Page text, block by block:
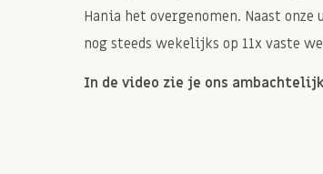
Hania het overgenomen. Naast
nog steeds wekelijks op 11x vaste
In de video zie je ons